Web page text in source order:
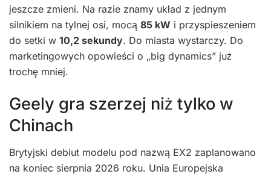
jeszcze zmieni. Na razie znamy układ z jednym
silnikiem na tylnej osi, mocą 85 kW i przyspieszeniem
do setki w 10,2 sekundy. Do miasta wystarczy. Do
marketingowych opowieści o „big dynamics” już
trochę mniej.
Geely gra szerzej niż tylko w
Chinach
Brytyjski debiut modelu pod nazwą EX2 zaplanowano
na koniec sierpnia 2026 roku. Unia Europejska